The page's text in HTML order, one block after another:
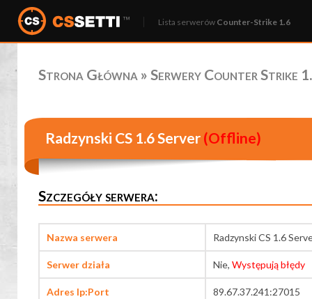
Lista serwerów Counter-Strike 1.6
Strona Główna » Serwery Counter Strike
Radzynski CS 1.6 Server (Offline)
Szczegóły serwera:
Nazwa serwera Radzynski CS 1.6
Serwer działa Nie, Występują błędy
Adres Ip:Port 89.67.37.241:27015